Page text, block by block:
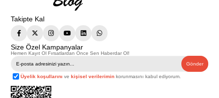
Takipte Kal
Size Özel Kampanyalar
Hemen Kayıt Ol Fırsatlardan Önce Sen Haberdar Ol!
Gönder
Üyelik koşullarını vekişisel verilerimin korunmasını kabul ediyorum.